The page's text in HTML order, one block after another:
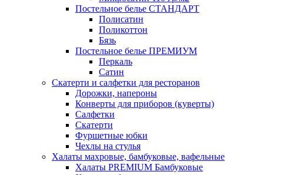
Постельное белье СТАНДАРТ
Полисатин
Поликоттон
Бязь
Постельное белье ПРЕМИУМ
Перкаль
Сатин
Скатерти и салфетки для ресторанов
Дорожки, напероны
Конверты для приборов (куверты)
Салфетки
Скатерти
Фуршетные юбки
Чехлы на стулья
Халаты махровые, бамбуковые, вафельные
Халаты PREMIUM Бамбуковые